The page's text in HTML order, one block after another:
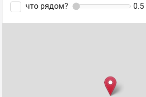
что рядом? 0.5